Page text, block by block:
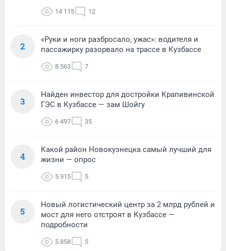
14 115 12
2
«Руки и ноги разбросало, ужас»: водителя и
пассажирку разорвало на трассе в Кузбассе
8 563 7
3
Найден инвестор для достройки Крапивинской
ГЭС в Кузбассе — зам Шойгу
6 497 35
4
Какой район Новокузнецка самый лучший для
жизни — опрос
5 915 5
5
Новый логистический центр за 2 млрд рублей и
мост для него отстроят в Кузбассе —
подробности
5 858 5